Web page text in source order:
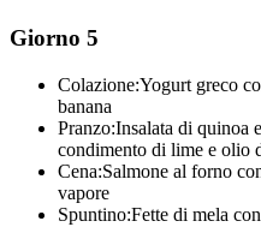
Giorno 5
Colazione:Yogurt greco
banana
Pranzo:Insalata di quinoa
condimento di lime e olio
Cena:Salmone al forno
vapore
Spuntino:Fette di mela